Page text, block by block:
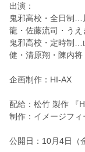
出演：
鬼邪高校・全日制…
龍・佐藤流司・う
鬼邪高校・定時制…
健・清原翔・陳内将
企画制作：HI-AX
配給：松竹 製作 『
制作：イメージフィ
公開日：10月4日（